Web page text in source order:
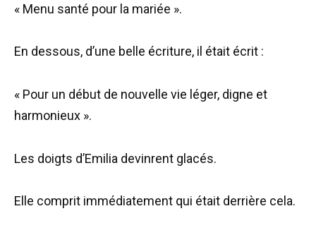
« Menu santé pour la mariée ».
En dessous, d’une belle écriture, il était écrit :
« Pour un début de nouvelle vie léger, digne et
harmonieux ».
Les doigts d’Emilia devinrent glacés.
Elle comprit immédiatement qui était derrière cela.